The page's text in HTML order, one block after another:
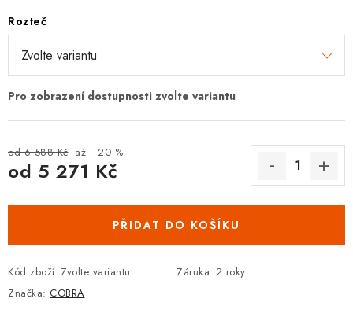
CYLINDRICKÉ VLOŽKY
VISACÍ ZÁMKY
SPECIÁLNÍ KOVÁNÍ
DOPLŇKY KE DVEŘÍM
STAVEBNÍ POUZDRA
Rozteč
od 6 588 Kč až –20 %
od 5 271 Kč
PŘIDAT DO KOŠÍKU
Kód zboží: Zvolte variantu Záruka: 2 roky
Značka: COBRA